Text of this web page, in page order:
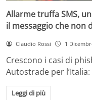
Allarme truffa SMS,
il messaggio che non
Claudio Rossi 1
Crescono i casi di
Autostrade per
Leggi di più